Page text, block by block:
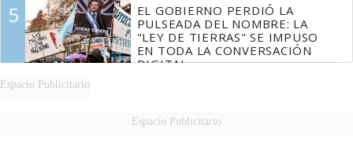
5
EL GOBIERNO PERDIÓ LA
PULSEADA DEL NOMBRE: LA
"LEY DE TIERRAS" SE IMPUSO
EN TODA LA CONVERSACIÓN
DIGITAL
Espacio Publicitario
Espacio Publicitario